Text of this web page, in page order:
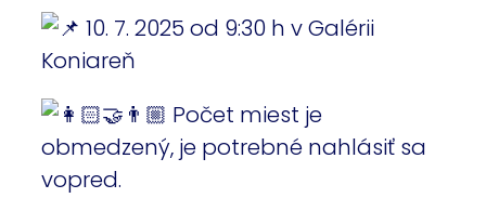
10. 7. 2025 od 9:30 h v Galérii
Koniareň
Počet miest je
obmedzený, je potrebné nahlásiť sa
vopred.